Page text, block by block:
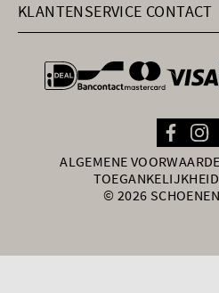
KLANTENSERVICE CONTACT
general.paymentOptions
ALGEMENE
© 2026